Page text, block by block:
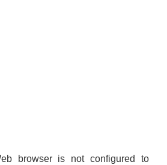
browser is not configured to